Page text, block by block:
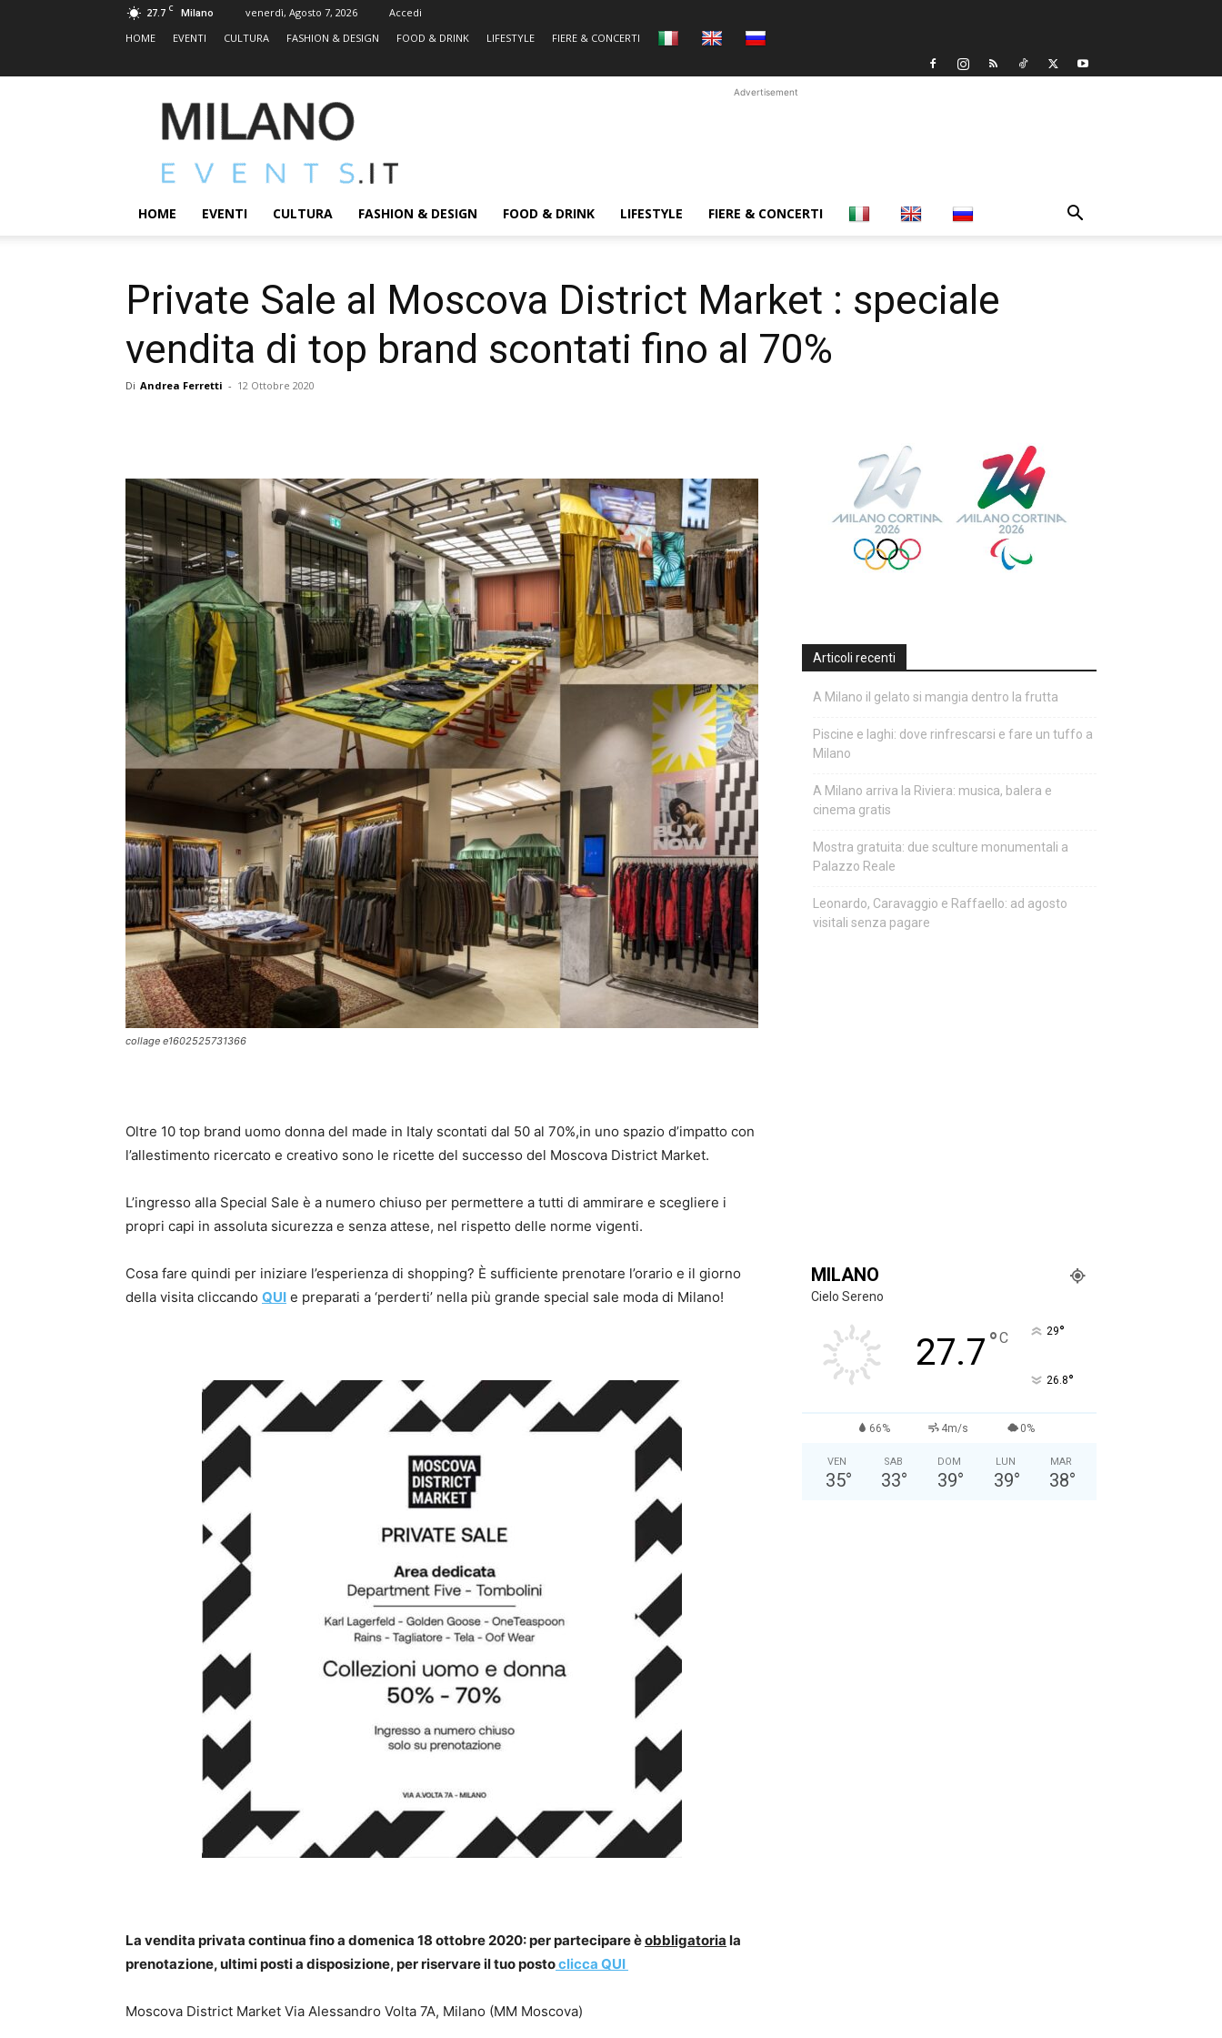
27.7 C Milano venerdì, Agosto 7, 2026
Accedi
HOME
EVENTI CULTURA FASHION & DESIGN FOOD & DRINK LIFESTYLE FIERE & CONCERTI
MILANOEVENTS.IT
|
2.0
ed
Eventi
Advertisement
HOME EVENTI CULTURA FASHION & DESIGN FOOD & DRINK LIFESTYLE FIERE & CONCERTI
Private Sale al Moscova District Market : speciale
vendita di top brand scontati fino al 70%
Di Andrea Ferretti - 12 Ottobre 2020
collage e1602525731366
Oltre 10 top brand uomo donna del made in Italy scontati dal 50 al 70%,in uno spazio d’impatto con
l’allestimento ricercato e creativo sono le ricette del successo del Moscova District Market.
L’ingresso alla Special Sale è a numero chiuso per permettere a tutti di ammirare e scegliere i
propri capi in assoluta sicurezza e senza attese, nel rispetto delle norme vigenti.
Cosa fare quindi per iniziare l’esperienza di shopping? È sufficiente prenotare l’orario e il giorno
della visita cliccando QUI e preparati a ‘perderti’ nella più grande special sale moda di Milano!
La vendita privata continua fino a domenica 18 ottobre 2020: per partecipare èobbligatoria la
prenotazione, ultimi posti a disposizione, per riservare il tuo postoclicca QUI
Moscova District Market Via Alessandro Volta 7A, Milano (MM Moscova)
Articoli recenti
A Milano il gelato si mangia dentro la frutta
Piscine e laghi: dove rinfrescarsi e fare un tuffo a
Milano
A Milano arriva la Riviera: musica, balera e
cinema gratis
Mostra gratuita: due sculture monumentali a
Palazzo Reale
Leonardo, Caravaggio e Raffaello: ad agosto
visitali senza pagare
MILANO
Cielo Sereno
27.7°C 29°
26.8°
66% 4m/s 0%
VEN
35°
SAB
33°
DOM
39°
LUN
39°
MAR
38°